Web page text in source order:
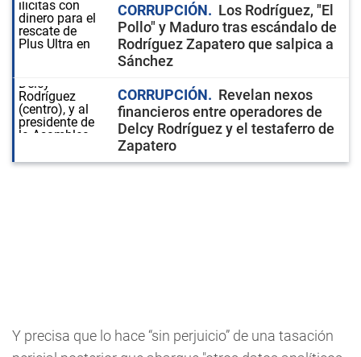
CORRUPCIÓN
Los Rodríguez, "El
Pollo" y Maduro tras escándalo de
Rodríguez Zapatero que salpica a
Sánchez
CORRUPCIÓN
Revelan nexos
financieros entre operadores de
Delcy Rodríguez y el testaferro de
Zapatero
Y precisa que lo hace “sin perjuicio” de una tasación